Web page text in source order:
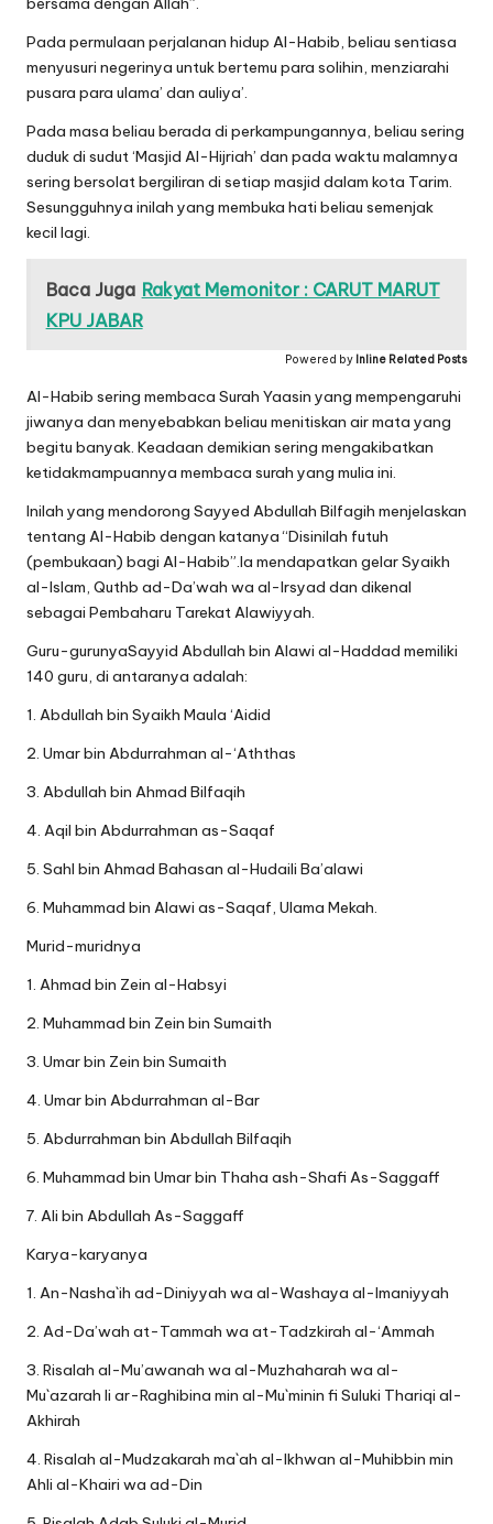
Pada permulaan perjalanan hidup Al-Habib, beliau sentiasa
menyusuri negerinya untuk bertemu para solihin, menziarahi
pusara para ulama’ dan auliya’.
Pada masa beliau berada di perkampungannya, beliau sering
duduk di sudut ‘Masjid Al-Hijriah’ dan pada waktu malamnya
sering bersolat bergiliran di setiap masjid dalam kota Tarim.
Sesungguhnya inilah yang membuka hati beliau semenjak
kecil lagi.
Baca Juga Rakyat Memonitor : CARUT MARUT
KPU JABAR
Powered by Inline Related Posts
Al-Habib sering membaca Surah Yaasin yang mempengaruhi
jiwanya dan menyebabkan beliau menitiskan air mata yang
begitu banyak. Keadaan demikian sering mengakibatkan
ketidakmampuannya membaca surah yang mulia ini.
Inilah yang mendorong Sayyed Abdullah Bilfagih menjelaskan
tentang Al-Habib dengan katanya “Disinilah futuh
(pembukaan) bagi Al-Habib”.Ia mendapatkan gelar Syaikh
al-Islam, Quthb ad-Da’wah wa al-Irsyad dan dikenal
sebagai Pembaharu Tarekat Alawiyyah.
Guru-gurunyaSayyid Abdullah bin Alawi al-Haddad memiliki
140 guru, di antaranya adalah:
1. Abdullah bin Syaikh Maula ‘Aidid
2. Umar bin Abdurrahman al-‘Aththas
3. Abdullah bin Ahmad Bilfaqih
4. Aqil bin Abdurrahman as-Saqaf
5. Sahl bin Ahmad Bahasan al-Hudaili Ba’alawi
6. Muhammad bin Alawi as-Saqaf, Ulama Mekah.
Murid-muridnya
1. Ahmad bin Zein al-Habsyi
2. Muhammad bin Zein bin Sumaith
3. Umar bin Zein bin Sumaith
4. Umar bin Abdurrahman al-Bar
5. Abdurrahman bin Abdullah Bilfaqih
6. Muhammad bin Umar bin Thaha ash-Shafi As-Saggaff
7. Ali bin Abdullah As-Saggaff
Karya-karyanya
1. An-Nasha`ih ad-Diniyyah wa al-Washaya al-Imaniyyah
2. Ad-Da’wah at-Tammah wa at-Tadzkirah al-‘Ammah
3. Risalah al-Mu’awanah wa al-Muzhaharah wa al-
Mu`azarah li ar-Raghibina min al-Mu`minin fi Suluki Thariqi al-
Akhirah
4. Risalah al-Mudzakarah ma`ah al-Ikhwan al-Muhibbin min
Ahli al-Khairi wa ad-Din